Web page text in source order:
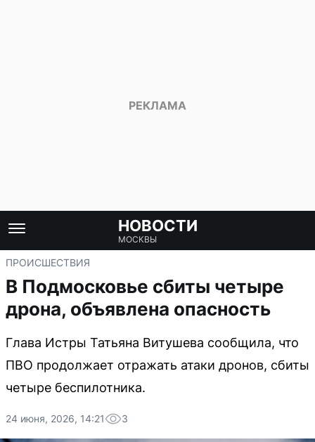
НОВОСТИ
МОСКВЫ
ПРОИСШЕСТВИЯ
В Подмосковье сбиты четыре
дрона, объявлена опасность
Глава Истры Татьяна Витушева сообщила, что
ПВО продолжает отражать атаки дронов, сбиты
четыре беспилотника.
24 июня, 2026, 14:21 3